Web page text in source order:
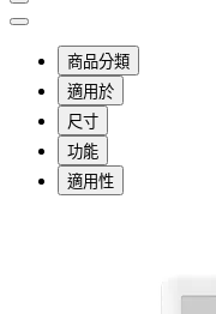
商品分類
適用於
尺寸
功能
適用性